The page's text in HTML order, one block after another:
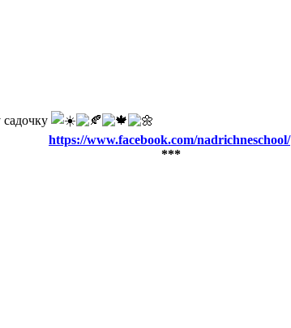
https://www.facebook.com/nadrichneschool/
***